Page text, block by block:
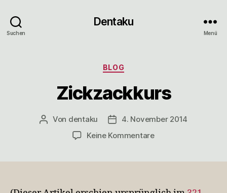
Suchen
Dentaku
Menü
Kategorien
BLOG
Zickzackkurs
Beitragsautor
Von dentaku Veröffentlichungsdatum
4. November 2014
Keine Kommentarezu